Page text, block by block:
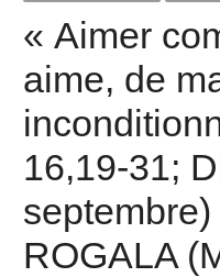
« Aimer
aime, de
16,19-31;
ROGALA